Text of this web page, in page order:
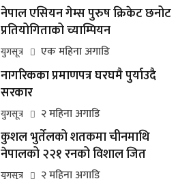
नेपाल एसियन गेम्स पुरुष क्रिकेट छनोट
प्रतियोगिताको च्याम्पियन
युगसूत्र एक महिना अगाडि
नागरिकका प्रमाणपत्र घरघमै पुर्याउदै
सरकार
युगसूत्र २ महिना अगाडि
कुशल भुर्तेलको शतकमा चीनमाथि
नेपालको २२१ रनको विशाल जित
युगसूत्र २ महिना अगाडि